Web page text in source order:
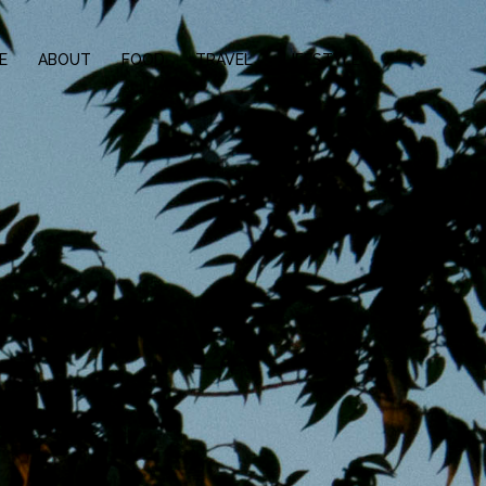
ABOUT FOOD TRAVEL LIFESTYLE